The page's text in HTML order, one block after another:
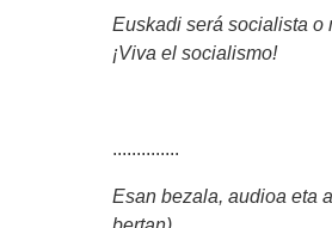
Euskadi será socialista o
¡Viva el socialismo!
..............
Esan bezala, audioa eta